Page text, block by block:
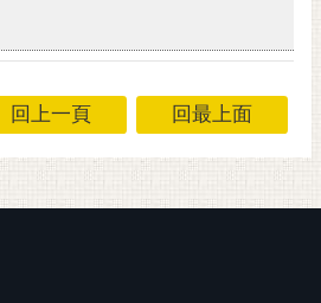
回上一頁 回最上面